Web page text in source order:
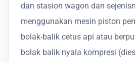
dan stasion wagon dan
menggunakan mesin piston
bolak-balik cetus api atau
bolak balik nyala kompresi